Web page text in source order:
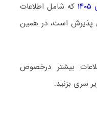
که شامل اطلاعات
پذیرش است، در همین
بیشتر درخصوص
سری بزنید: